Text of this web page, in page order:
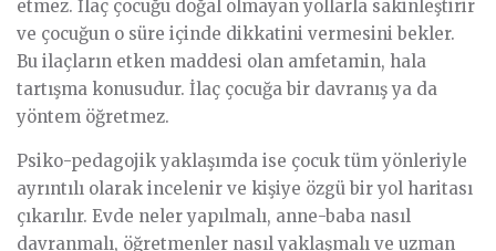
etmez. İlaç çocuğu doğal olmayan yollarla sakinleştirir
ve çocuğun o süre içinde dikkatini vermesini bekler.
Bu ilaçların etken maddesi olan amfetamin, hala
tartışma konusudur. İlaç çocuğa bir davranış ya da
yöntem öğretmez.
Psiko-pedagojik yaklaşımda ise çocuk tüm yönleriyle
ayrıntılı olarak incelenir ve kişiye özgü bir yol haritası
çıkarılır. Evde neler yapılmalı, anne-baba nasıl
davranmalı, öğretmenler nasıl yaklaşmalı ve uzman